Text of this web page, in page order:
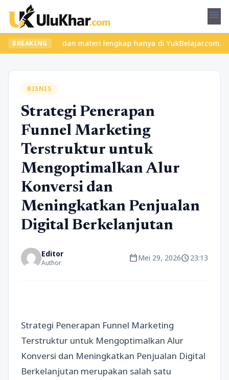
menu
BREAKING
seru dan materi lengkap hanya di YukBelajar.com. Mulai
BISNIS
Strategi Penerapan
Funnel Marketing
Terstruktur untuk
Mengoptimalkan Alur
Konversi dan
Meningkatkan Penjualan
Digital Berkelanjutan
Editor
Author calendar_todayMei 29, 2026schedule23:13
Strategi Penerapan Funnel Marketing
Terstruktur untuk Mengoptimalkan Alur
Konversi dan Meningkatkan Penjualan Digital
Berkelanjutan merupakan salah satu